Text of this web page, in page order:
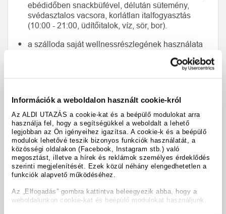
Információk a weboldalon használt cookie-król
Az ALDI UTAZÁS a cookie-kat és a beépülő modulokat arra
használja fel, hogy a segítségükkel a weboldalt a lehető
legjobban az Ön igényeihez igazítsa. A cookie-k és a beépülő
modulok lehetővé teszik bizonyos funkciók használatát, a
közösségi oldalakon (Facebook, Instagram stb.) való
megosztást, illetve a hírek és reklámok személyes érdeklődés
szerinti megjelenítését. Ezek közül néhány elengedhetetlen a
funkciók alapvető működéséhez.
Az „Elfogadás” gombra kattintva beleegyezik abba, hogy a
weboldalunkon cookie-kat és beépülő modulokat használjunk.
ebédidőben snackbüfével, délután sütemény,
svédasztalos vacsora, korlátlan italfogyasztás
(10:00 - 21:00, üdítőitalok, víz, sör, bor).
a szálloda saját wellnessrészlegének használata
utalvány a szálloda saját masszázsaira teljes árat
fizető vendégenként (min. 5 éjszaka foglalása
esetén)
a squash terem egyszeri használata max.
30 percig, teljes árat fizető vendégenként
Térképnézet